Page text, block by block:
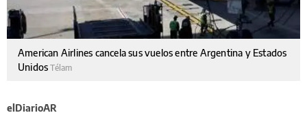
American Airlines cancela sus vuelos entre Argentina y Estados
UnidosTélam
elDiarioAR